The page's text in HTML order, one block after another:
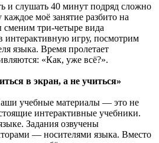
и слушать 40 минут подряд сложно
моё занятие разбито на
три-четыре вида
интерактивную игру, посмотрим
языка. Время пролетает
«Как, уже всё?».
в экран, а не учиться»
учебные материалы — это не
интерактивные учебники.
Задания озвучены
— носителями языка. Вместо